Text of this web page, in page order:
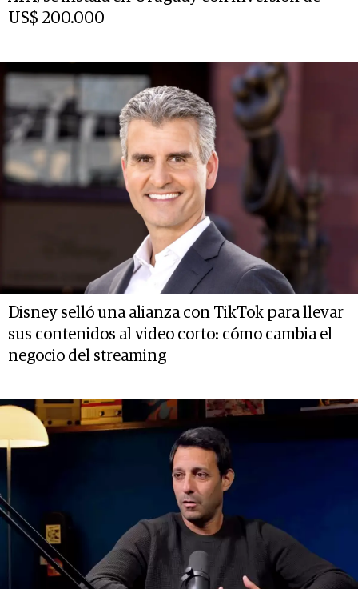
US$ 200.000
Disney selló una alianza con TikTok para llevar
sus contenidos al video corto: cómo cambia el
negocio del streaming